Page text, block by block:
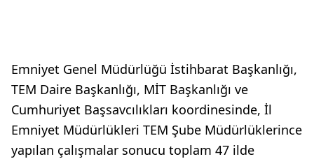
Emniyet Genel Müdürlüğü İstihbarat Başkanlığı,
TEM Daire Başkanlığı, MİT Başkanlığı ve
Cumhuriyet Başsavcılıkları koordinesinde, İl
Emniyet Müdürlükleri TEM Şube Müdürlüklerince
yapılan çalışmalar sonucu toplam 47 ilde